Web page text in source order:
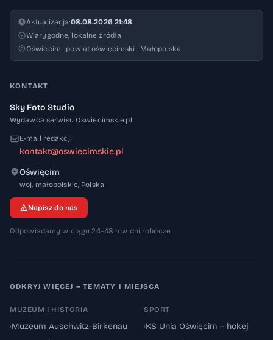
Aktualizacja:08.08.2026 21:48
Wiarygodne, lokalne źródła
Oświęcim · powiat oświęcimski · Małopolska
KONTAKT
Sky Foto Studio
Wydawca serwisu Oswiecimskie.pl
E-mail redakcji
kontakt@oswiecimskie.pl
Oświęcim
woj. małopolskie, 32-600
Polska
Napisz do nas
Odpowiadamy w ciągu 24–48 h w dni robocze
ODKRYJ WIĘCEJ – TEMATY I MIEJSCA
MUZEUM I HISTORIA
›Muzeum Auschwitz-Birkenau
SPORT
›KS Unia Oświęcim – hokej